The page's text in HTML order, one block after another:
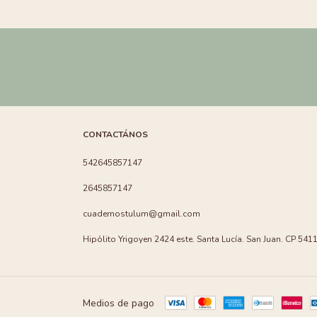
CONTACTÁNOS
542645857147
2645857147
cuadernostulum@gmail.com
Hipólito Yrigoyen 2424 este. Santa Lucía. San Juan. CP
Medios de pago